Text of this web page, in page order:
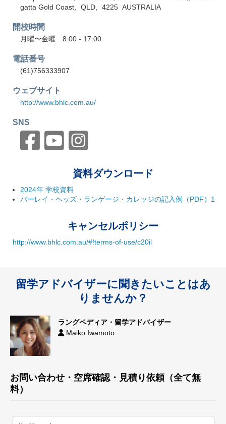
gatta Gold Coast
QLD 4225 AUSTRALIA
開校時間
月曜〜金曜 8:00 - 17:00
電話番号
(61)756333907
ウェブサイト
http://www.bhlc.com.au/
SNS
資料ダウンロード
2024年 学校資料
バーレイ・ヘッズ・ランゲージ・カレッジの記入例（PDF）1
キャンセルポリシー
http://www.bhlc.com.au/#!terms-of-use/c20il
留学アドバイザーに聞きたいことはあ
りませんか？
ラングペディア・留学アドバイザー
Maiko Iwamoto
お問い合わせ・空席確認・見積り依頼（全て無
料）